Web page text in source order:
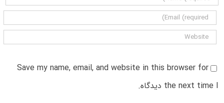
Save my name, email, and website in this browser for
the next time I دیدگاه.